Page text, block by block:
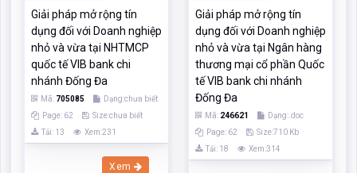
Giải pháp mở rộng tín
dụng đối với Doanh nghiệp
nhỏ và vừa tại NHTMCP
quốc tế VIB bank chi
nhánh Đống Đa
Mã: 705085
Dạng:chưa biết
Page: 62
Size:chưa biết
Tải: 13
Xem:231
Xem
Giải pháp mở rộng tín
dụng đối với Doanh nghiệp
nhỏ và vừa tại Ngân hàng
thương mại cổ phần Quốc
tế VIB bank chi nhánh
Đống Đa
Mã: 246621
Dạng:.doc
Page: 62
Size:710 Kb
Tải: 18
Xem:314